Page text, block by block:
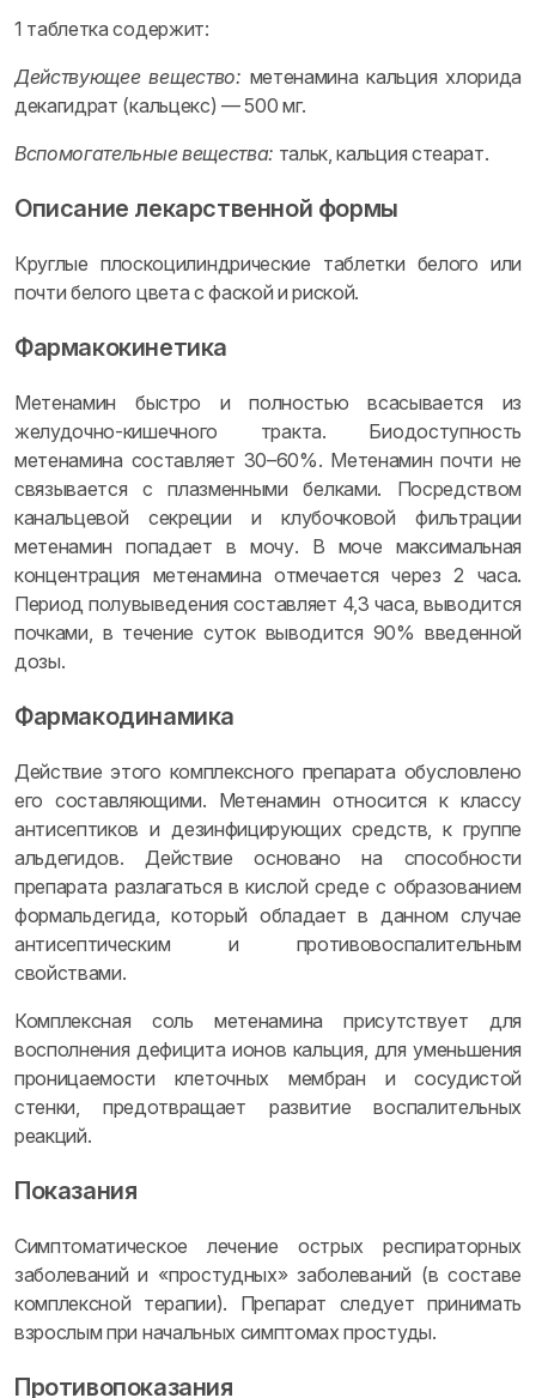
1 таблетка содержит:
Действующее вещество: метенамина кальция хлорида
декагидрат (кальцекс) — 500 мг.
Вспомогательные вещества: тальк, кальция стеарат.
Описание лекарственной формы
Круглые плоскоцилиндрические таблетки белого или
почти белого цвета с фаской и риской.
Фармакокинетика
Метенамин быстро и полностью всасывается из
желудочно-кишечного тракта. Биодоступность
метенамина составляет 30–60%. Метенамин почти не
связывается с плазменными белками. Посредством
канальцевой секреции и клубочковой фильтрации
метенамин попадает в мочу. В моче максимальная
концентрация метенамина отмечается через 2 часа.
Период полувыведения составляет 4,3 часа, выводится
почками, в течение суток выводится 90% введенной
дозы.
Фармакодинамика
Действие этого комплексного препарата обусловлено
его составляющими. Метенамин относится к классу
антисептиков и дезинфицирующих средств, к группе
альдегидов. Действие основано на способности
препарата разлагаться в кислой среде с образованием
формальдегида, который обладает в данном случае
антисептическим и противовоспалительным
свойствами.
Комплексная соль метенамина присутствует для
восполнения дефицита ионов кальция, для уменьшения
проницаемости клеточных мембран и сосудистой
стенки, предотвращает развитие воспалительных
реакций.
Показания
Симптоматическое лечение острых респираторных
заболеваний и «простудных» заболеваний (в составе
комплексной терапии). Препарат следует принимать
взрослым при начальных симптомах простуды.
Противопоказания